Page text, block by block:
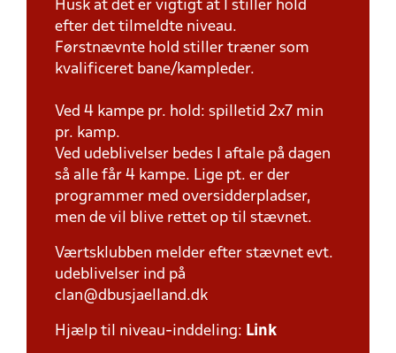
Husk at det er vigtigt at I stiller hold
efter det tilmeldte niveau.
Førstnævnte hold stiller træner som
kvalificeret bane/kampleder.
Ved 4 kampe pr. hold: spilletid 2x7 min
pr. kamp.
Ved udeblivelser bedes I aftale på dagen
så alle får 4 kampe. Lige pt. er der
programmer med oversidderpladser,
men de vil blive rettet op til stævnet.
Værtsklubben melder efter stævnet evt.
udeblivelser ind på
clan@dbusjaelland.dk
Hjælp til niveau-inddeling: Link